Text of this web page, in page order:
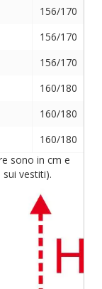
156/170
156/170
156/170
160/180
160/180
160/180
sono in cm e
vestiti).